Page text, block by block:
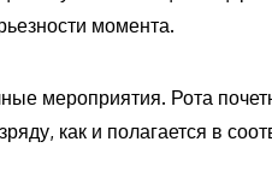
момента.
мероприятия. Рота
как и полагается в